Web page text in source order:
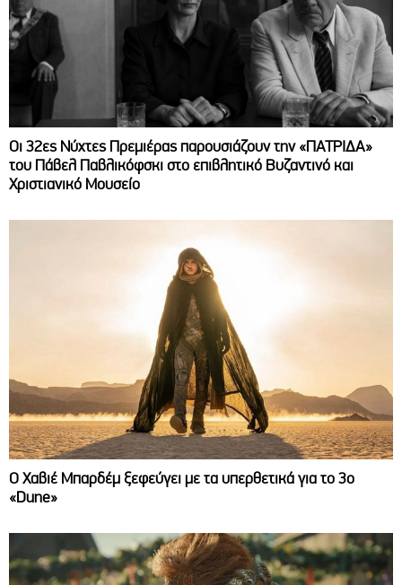
Οι 32ες Νύχτες Πρεμιέρας παρουσιάζουν την «ΠΑΤΡΙΔΑ»
του Πάβελ Παβλικόφσκι στο επιβλητικό Βυζαντινό και
Χριστιανικό Μουσείο
O Χαβιέ Μπαρδέμ ξεφεύγει με τα υπερθετικά για το 3ο
«Dune»